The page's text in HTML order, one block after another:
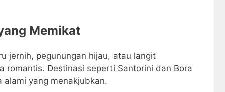
Memikat
jernih, pegunungan hijau, atau langit
romantis. Destinasi seperti Santorini dan Bora
alami yang menakjubkan.